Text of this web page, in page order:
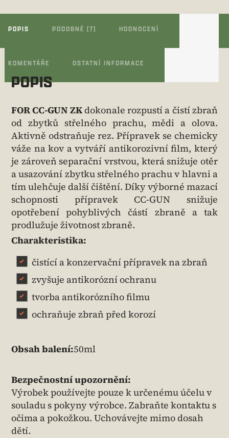
POPIS PODOBNÉ (7) HODNOCENÍ
KOMENTÁŘE OSTATNÍ INFORMACE
POPIS
FOR CC-GUN ZKdokonale rozpustí a čistí zbraň
od zbytků střelného prachu, mědi a olova.
Aktivně odstraňuje rez. Přípravek se chemicky
váže na kov a vytváří antikorozivní film, který
je zároveň separační vrstvou, která snižuje otěr
a usazování zbytku střelného prachu v hlavni a
tím ulehčuje další čištění. Díky výborné mazací
schopnosti přípravek CC-GUN snižuje
opotřebení pohyblivých částí zbraně a tak
prodlužuje životnost zbraně.
Charakteristika:
čistící a konzervační přípravek na zbraň
zvyšuje antikorózní ochranu
tvorba antikorózního filmu
ochraňuje zbraň před korozí
Obsah balení:50ml
Bezpečnostní upozornění:
Výrobek používejte pouze k určenému účelu v
souladu s pokyny výrobce. Zabraňte kontaktu s
očima a pokožkou. Uchovávejte mimo dosah
dětí.